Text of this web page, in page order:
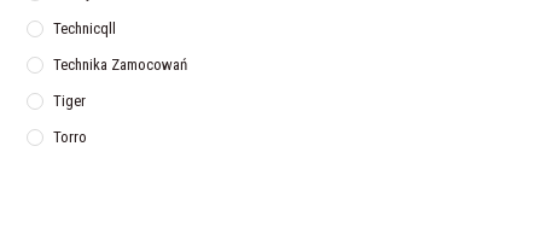
Technicqll
Technika Zamocowań
Tiger
Torro